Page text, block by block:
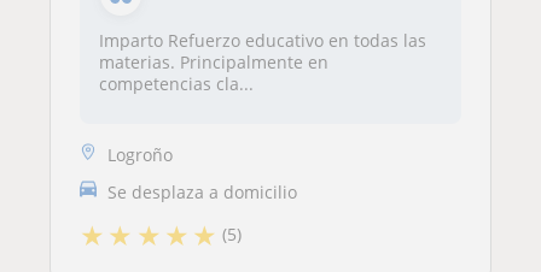
Imparto Refuerzo educativo en todas las
materias. Principalmente en
competencias cla...
Logroño
Se desplaza a domicilio
★★ ★★★ (5)